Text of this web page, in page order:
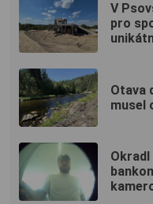
V
pro
Otava
musel
Okradl